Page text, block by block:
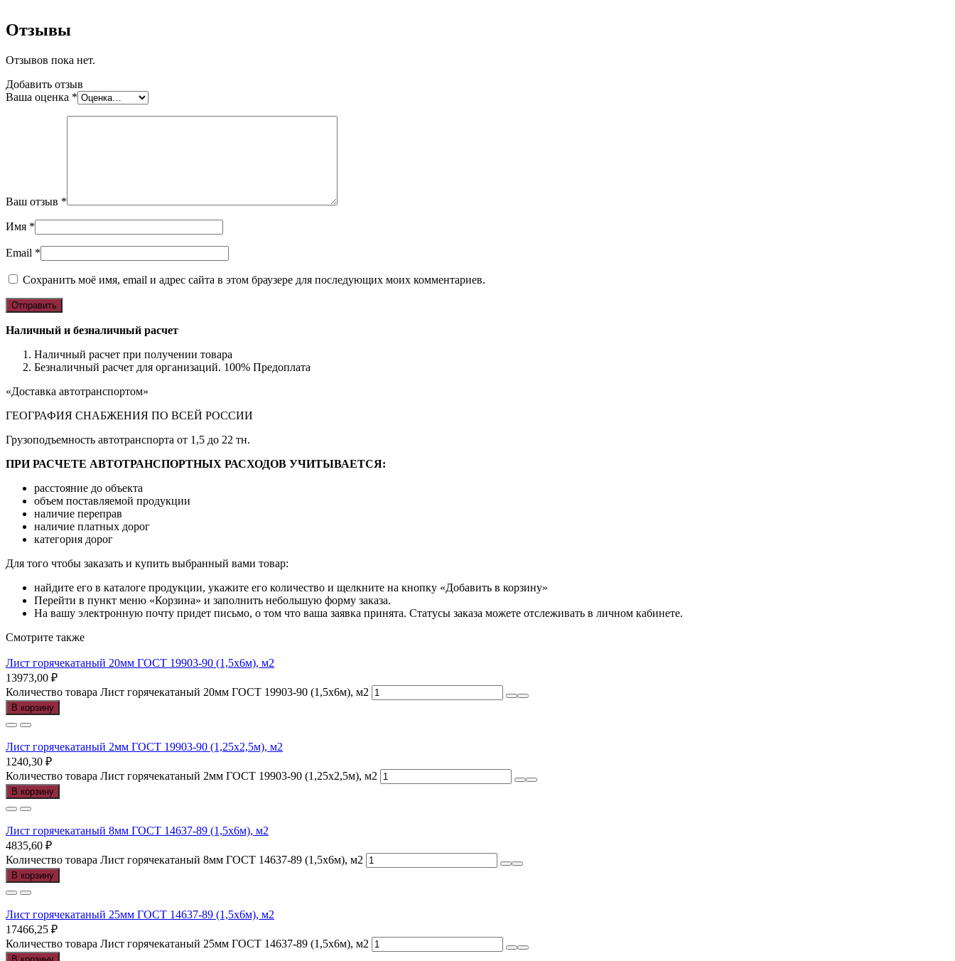
Отзывы
Отзывов пока нет.
Добавить отзыв
Ваша оценка *
Ваш отзыв *
Имя *
Email *
Сохранить моё имя, email и адрес сайта в этом браузере для последующих моих комментариев.
Наличный и безналичный расчет
Наличный расчет при получении товара
Безналичный расчет для организаций. 100% Предоплата
«Доставка автотранспортом»
ГЕОГРАФИЯ СНАБЖЕНИЯ ПО ВСЕЙ РОССИИ
Грузоподъемность автотранспорта от 1,5 до 22 тн.
ПРИ РАСЧЕТЕ АВТОТРАНСПОРТНЫХ РАСХОДОВ УЧИТЫВАЕТСЯ:
расстояние до объекта
объем поставляемой продукции
наличие переправ
наличие платных дорог
категория дорог
Для того чтобы заказать и купить выбранный вами товар:
найдите его в каталоге продукции, укажите его количество и щелкните на кнопку «Добавить в корзину»
Перейти в пункт меню «Корзина» и заполнить небольшую форму заказа.
На вашу электронную почту придет письмо, о том что ваша заявка принята. Статусы заказа можете отслеживать в личном кабинете.
Смотрите также
Лист горячекатаный 20мм ГОСТ 19903-90 (1,5х6м), м2
13973,00 ₽
Количество товара Лист горячекатаный 20мм ГОСТ 19903-90 (1,5х6м), м2
В корзину
Лист горячекатаный 2мм ГОСТ 19903-90 (1,25х2,5м), м2
1240,30 ₽
Количество товара Лист горячекатаный 2мм ГОСТ 19903-90 (1,25х2,5м), м2
В корзину
Лист горячекатаный 8мм ГОСТ 14637-89 (1,5х6м), м2
4835,60 ₽
Количество товара Лист горячекатаный 8мм ГОСТ 14637-89 (1,5х6м), м2
В корзину
Лист горячекатаный 25мм ГОСТ 14637-89 (1,5х6м), м2
17466,25 ₽
Количество товара Лист горячекатаный 25мм ГОСТ 14637-89 (1,5х6м), м2